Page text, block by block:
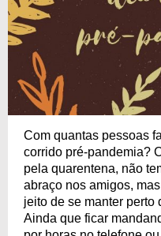
Com quantas pessoas
corrido pré-pandemia?
pela quarentena, não
abraço nos amigos,
jeito de se manter
Ainda que ficar